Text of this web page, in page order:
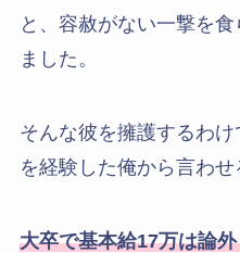
と、容赦がない一撃を
ました。
そんな彼を擁護するわ
を経験した俺から言わせ
大卒で基本給17万は論